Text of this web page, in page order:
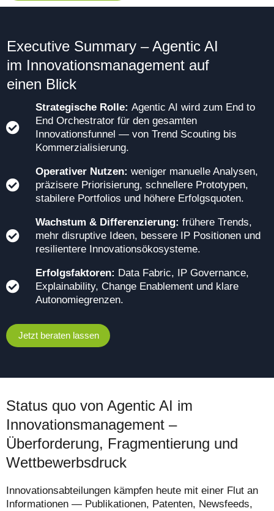
Executive Summary – Agentic AI
im Innovations­management auf
einen Blick
Strategische Rolle: Agentic AI wird zum End to
End Orchestrator für den gesamten
Innovationsfunnel — von Trend Scouting bis
Kommerzialisierung.
Operativer Nutzen: weniger manuelle Analysen,
präzisere Priorisierung, schnellere Prototypen,
stabilere Portfolios und höhere Erfolgsquoten.
Wachstum & Differenzierung: frühere Trends,
mehr disruptive Ideen, bessere IP Positionen und
resilientere Innovationsökosysteme.
Erfolgsfaktoren: Data Fabric, IP Governance,
Explainability, Change Enablement und klare
Autonomiegrenzen.
Jetzt beraten lassen
Status quo von Agentic AI im
Innovationsmanagement –
Überforderung, Fragmentierung und
Wettbewerbsdruck
Innovationsabteilungen kämpfen heute mit einer Flut an
Informationen — Publikationen, Patenten, Newsfeeds,